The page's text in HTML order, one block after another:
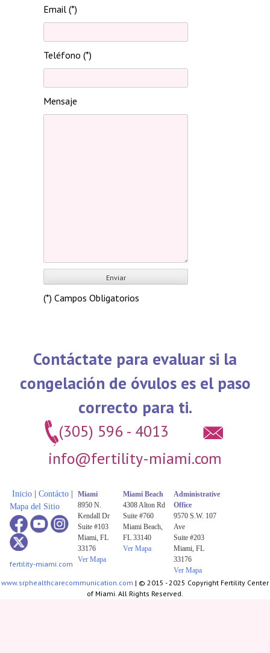
Email (*)
Teléfono (*)
Mensaje
(*) Campos Obligatorios
Contáctate para evaluar si la
congelación de óvulos es el paso
correcto para ti.
(305) 596 - 4013
info@fertility-miami.com
Inicio Contácto
Mapa del Sitio
Miami
8950 N.
Kendall Dr
Suite #103
Miami, FL
33176
Ver Mapa
Miami Beach
4308 Alton Rd
Suite #760
Miami Beach,
FL 33140
Ver Mapa
Administrative
Office
9570 S.W. 107
Ave
Suite #203
Miami, FL
33176
Ver Mapa
fertility-miami.com
www.srphealthcarecommunication.com | © 2015 - 2025 Copyright Fertility Center
of Miami. All Rights Reserved.